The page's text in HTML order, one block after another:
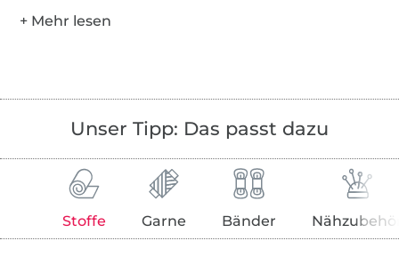
Unser Tipp: Das passt dazu
Stoffe Garne Bänder